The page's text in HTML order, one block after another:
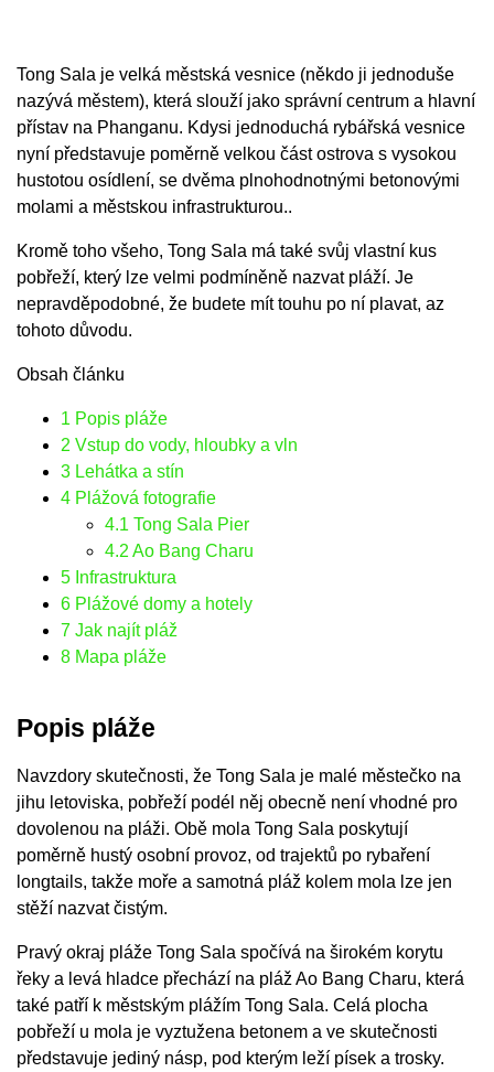
Tong Sala je velká městská vesnice (někdo ji jednoduše
nazývá městem), která slouží jako správní centrum a hlavní
přístav na Phanganu. Kdysi jednoduchá rybářská vesnice
nyní představuje poměrně velkou část ostrova s ​​vysokou
hustotou osídlení, se dvěma plnohodnotnými betonovými
molami a městskou infrastrukturou..
Kromě toho všeho, Tong Sala má také svůj vlastní kus
pobřeží, který lze velmi podmíněně nazvat pláží. Je
nepravděpodobné, že budete mít touhu po ní plavat, az
tohoto důvodu.
Obsah článku
1 Popis pláže
2 Vstup do vody, hloubky a vln
3 Lehátka a stín
4 Plážová fotografie
4.1 Tong Sala Pier
4.2 Ao Bang Charu
5 Infrastruktura
6 Plážové domy a hotely
7 Jak najít pláž
8 Mapa pláže
Popis pláže
Navzdory skutečnosti, že Tong Sala je malé městečko na
jihu letoviska, pobřeží podél něj obecně není vhodné pro
dovolenou na pláži. Obě mola Tong Sala poskytují
poměrně hustý osobní provoz, od trajektů po rybaření
longtails, takže moře a samotná pláž kolem mola lze jen
stěží nazvat čistým.
Pravý okraj pláže Tong Sala spočívá na širokém korytu
řeky a levá hladce přechází na pláž Ao Bang Charu, která
také patří k městským plážím Tong Sala. Celá plocha
pobřeží u mola je vyztužena betonem a ve skutečnosti
představuje jediný násp, pod kterým leží písek a trosky.